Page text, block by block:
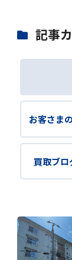
記事
お客さま
買取ブロ